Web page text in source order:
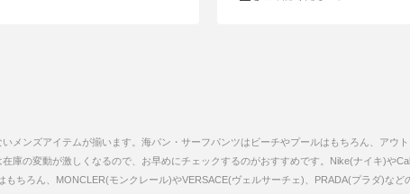
メンズアイテムが揃います。海パン・サーフパンツはビーチやプールはもちろん、アウ
庫の変動が激しくなるので、お早めにチェックするのがおすすめです。Nike(ナイキ)や
ちろん、MONCLER(モンクレール)やVERSACE(ヴェルサーチェ)、PRADA(プラダ)など